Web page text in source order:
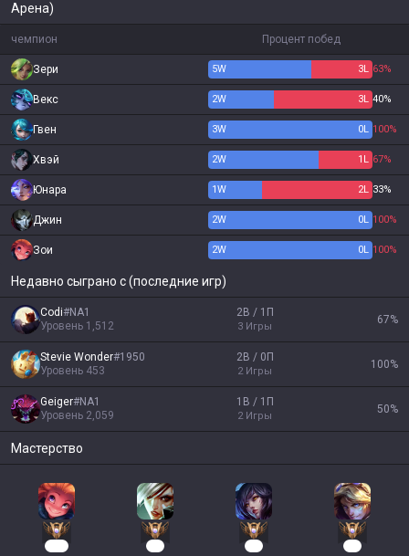
Арена)
чемпион Процент побед
Зери 5W 3L 63%
Векс 2W 3L 40%
Гвен 3W 0L 100%
Хвэй 2W 1 L 67%
Юнара 1W 2L 33%
Джин 2W 0L 100%
Зои 2W 0L 100%
Недавно сыграно с (последние игр)
Codi#NA1
Уровень 1,512
2В / 1П
3 Игры
67%
Stevie Wonder#1950
Уровень 453
2В / 0П
2 Игры
100%
Geiger#NA1
Уровень 2,059
1В / 1П
2 Игры
50%
Мастерство